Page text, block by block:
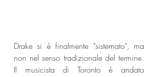
Drake si è finalmente "sistemato", ma
non nel senso tradizionale del termine.
Il musicista di Toronto è andato